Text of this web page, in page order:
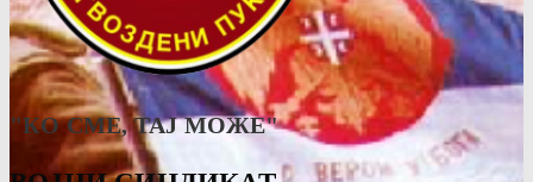
"КО СМЕ, ТАJ МОЖЕ"